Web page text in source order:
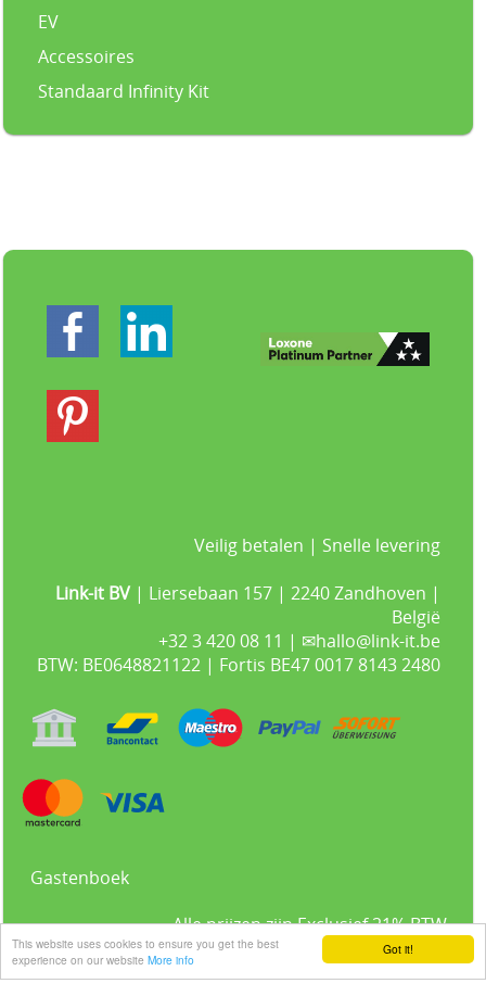
Got it!
This website uses cookies to ensure you get the best
experience on our website More info
EV
Accessoires
Standaard Infinity Kit
Veilig betalen | Snelle levering
Link-it BV | Liersebaan 157 | 2240 Zandhoven |
België
+32 3 420 08 11 | ✉hallo@link-it.be
BTW: BE0648821122 | Fortis BE47 0017 8143 2480
Gastenboek
Alle prijzen zijn Exclusief 21% BTW -
Algemene voorwaarden
Privacyverklaring